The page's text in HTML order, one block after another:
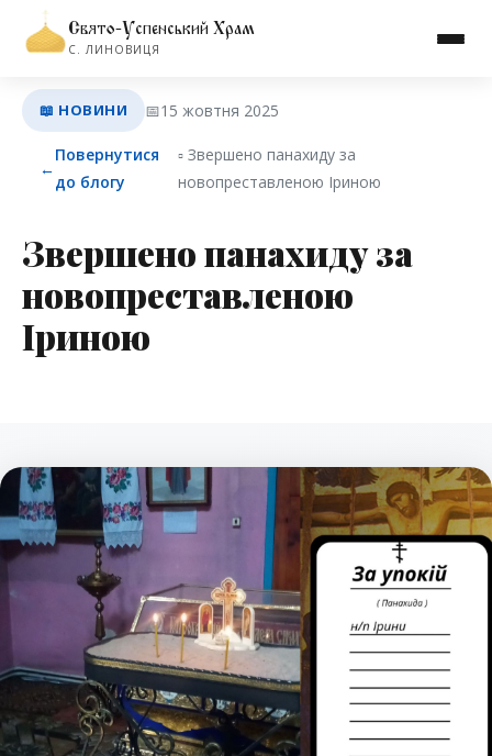
Свято-Успенський Храм
С. ЛИНОВИЦЯ
📖 НОВИНИ 📅15 жовтня 2025
←
Повернутися
до блогу
▫︎ Звершено панахиду за
новопреставленою Іриною
Звершено панахиду за
новопреставленою
Іриною